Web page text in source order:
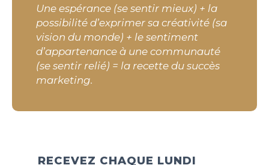
RECEVEZ CHAQUE LUNDI
Une espérance (se sentir mieux) + la
possibilité d’exprimer sa créativité (sa
vision du monde) + le sentiment
d’appartenance à une communauté
(se sentir relié) = la recette du succès
marketing.